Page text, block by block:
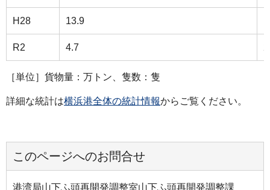
H28 13.9
R2 4.7
［単位］貨物量：万トン、隻数：隻
詳細な統計は横浜港全体の統計情報からご覧ください。
このページへのお問合せ
港湾局山下ふ頭再開発調整室山下ふ頭再開発調整課